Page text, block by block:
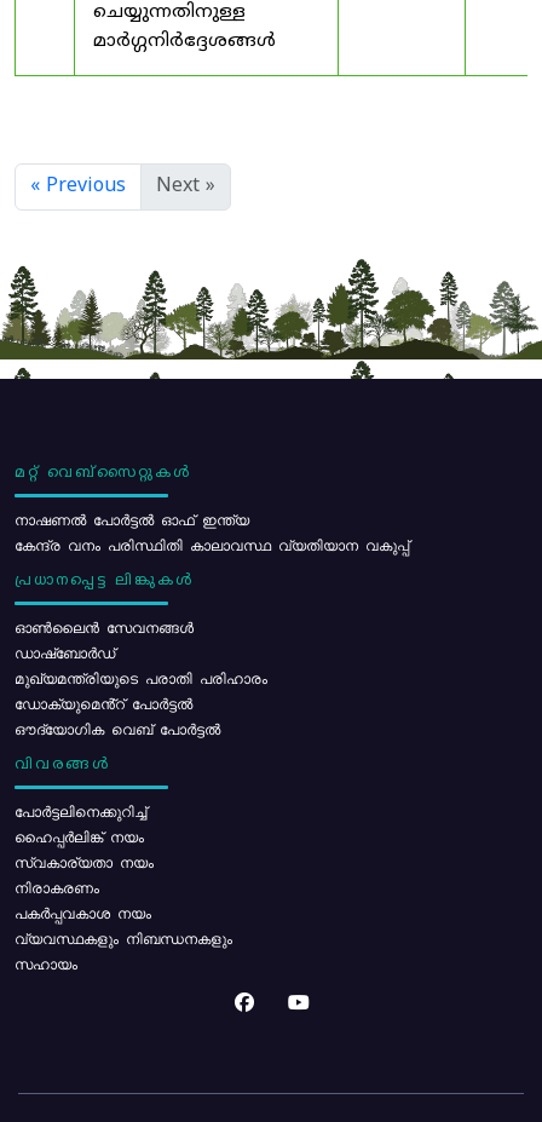
ചെയ്യുന്നതിനുള്ള
മാർഗ്ഗനിർദ്ദേശങ്ങൾ
« Previous Next »
മറ്റ് വെബ്സൈറ്റുകൾ
നാഷണൽ പോർട്ടൽ ഓഫ് ഇന്ത്യ
കേന്ദ്ര വനം പരിസ്ഥിതി കാലാവസ്ഥ വ്യതിയാന വകുപ്പ്
പ്രധാനപ്പെട്ട ലിങ്കുകൾ
ഓൺലൈൻ സേവനങ്ങൾ
ഡാഷ്ബോർഡ്
മുഖ്യമന്ത്രിയുടെ പരാതി പരിഹാരം
ഡോക്യുമെൻ്റ് പോർട്ടൽ
ഔദ്യോഗിക വെബ് പോർട്ടൽ
വിവരങ്ങൾ
പോര്‍ട്ടലിനെക്കുറിച്ച്
ഹൈപ്പർലിങ്ക് നയം
സ്വകാര്യതാ നയം
നിരാകരണം
പകർപ്പവകാശ നയം
വ്യവസ്ഥകളും നിബന്ധനകളും
സഹായം